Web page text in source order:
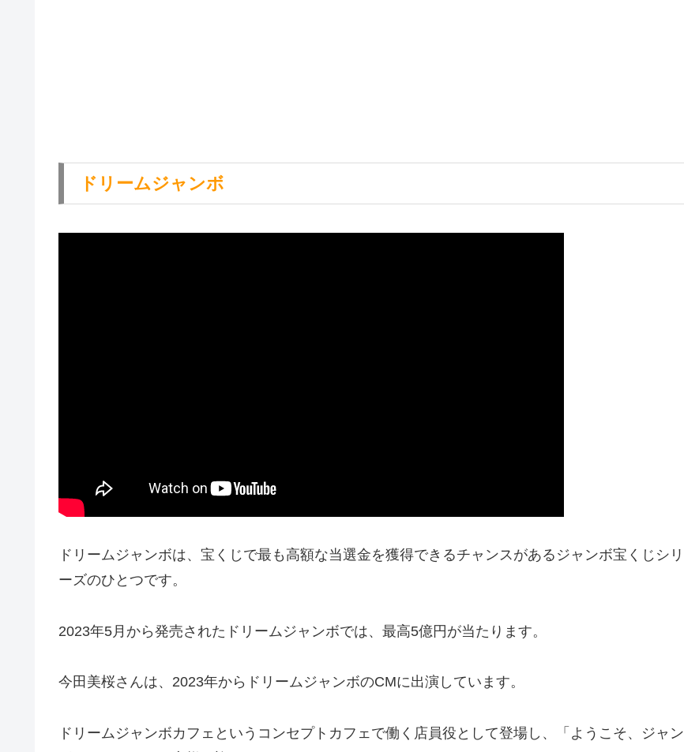
ドリームジャンボ
ドリームジャンボは、宝くじで最も高額な当選金を獲得できるチャンスがあるジャンボ宝くじシリ
ーズのひとつです。
2023年5月から発売されたドリームジャンボでは、最高5億円が当たります。
今田美桜さんは、2023年からドリームジャンボのCMに出演しています。
ドリームジャンボカフェというコンセプトカフェで働く店員役として登場し、「ようこそ、ジャン